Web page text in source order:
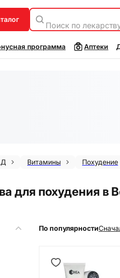
Поиск по
программа Аптеки
Витамины Похудение
для похудения в
По популярности